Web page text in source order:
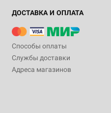
ДОСТАВКА И ОПЛАТА
Способы оплаты
Службы доставки
Адреса магазинов